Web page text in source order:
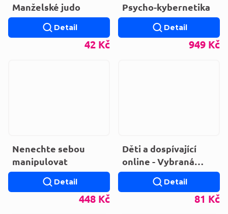
Manželské judo
42 Kč
Detail
Psycho-kybernetika
949 Kč
Detail
Nenechte sebou
manipulovat
448 Kč
Detail
Děti a dospívající
online - Vybraná
rizika používání
internetu
81 Kč
Detail